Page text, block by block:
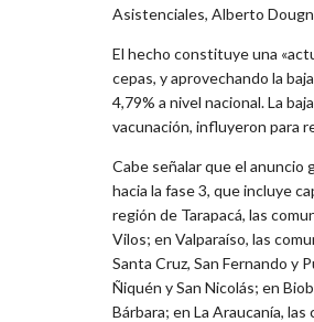
Asistenciales, Alberto
El hecho constituye una
cepas, y aprovechando la
4,79% a nivel nacional. La
vacunación, influyeron para
Cabe señalar que el anuncio
hacia la fase 3, que incluye
región de Tarapacá, las
Vilos; en Valparaíso, las
Santa Cruz, San Fernando y
Ñiquén y San Nicolás; en
Bárbara; en La Araucanía,